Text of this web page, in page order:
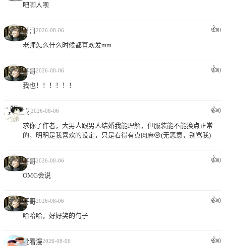
吧唧人呗
哥哥2026-08-06 👍0
老师怎么什么时候都喜欢发mm
哥哥2026-08-06 👍0
我也！！！！！！
凌. 2026-08-06 👍0
求你了作者，大男人跟男人结婚我能理解，但服装能不能换点正常
的，明明是我喜欢的设定，只是看得有点肉麻😢(无恶意，别骂我)
哥哥2026-08-06 👍0
OMG会说
哥哥2026-08-06 👍0
哈哈哈，好好笑的句子
爱看漫2026-08-06 👍0